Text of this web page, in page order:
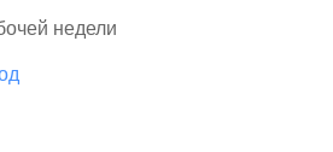
недели